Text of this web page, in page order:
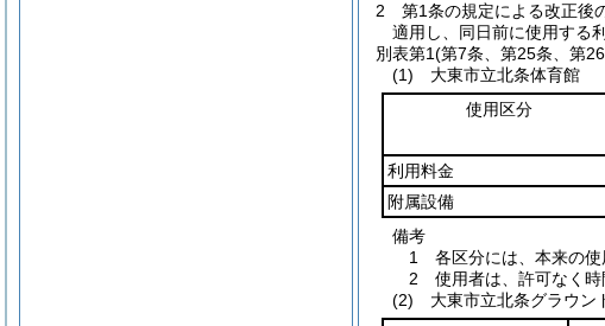
2
第1条の規定による改正後
適用し、同日前に使用する
別表第1(第7条、第25条、第
(1) 大東市立北条体育館
使用区分
利用料金
附属設備
備考
1 各区分には、本来の使
2 使用者は、許可なく時
(2) 大東市立北条グラウン